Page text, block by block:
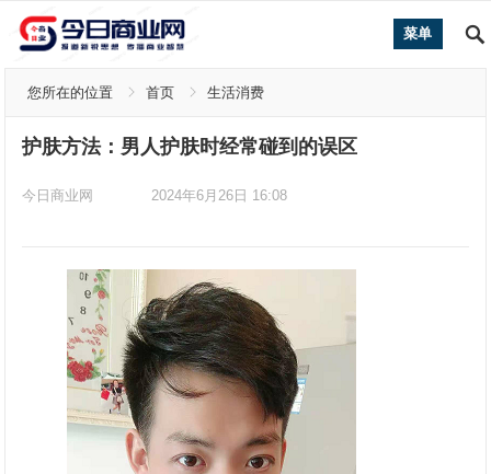
菜单
您所在的位置 首页 生活消费
护肤方法：男人护肤时经常碰到的误区
今日商业网 2024年6月26日 16:08